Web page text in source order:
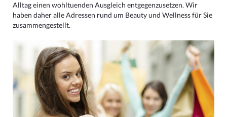
Alltag einen wohltuenden Ausgleich entgegenzusetzen. Wir
haben daher alle Adressen rund um Beauty und Wellness für Sie
zusammengestellt.